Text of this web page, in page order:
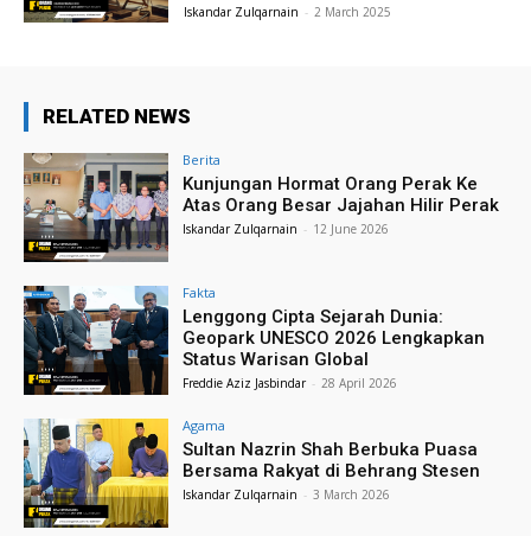
Iskandar Zulqarnain - 2 March 2025
RELATED NEWS
Berita
Kunjungan Hormat Orang Perak Ke
Atas Orang Besar Jajahan Hilir Perak
Iskandar Zulqarnain - 12 June 2026
Fakta
Lenggong Cipta Sejarah Dunia:
Geopark UNESCO 2026 Lengkapkan
Status Warisan Global
Freddie Aziz Jasbindar - 28 April 2026
Agama
Sultan Nazrin Shah Berbuka Puasa
Bersama Rakyat di Behrang Stesen
Iskandar Zulqarnain - 3 March 2026